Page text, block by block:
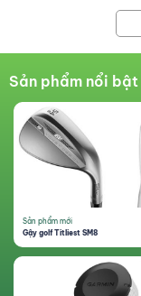
Sản phẩm nổi bật
Sản phẩm mới
Gậy golf Titliest SM8